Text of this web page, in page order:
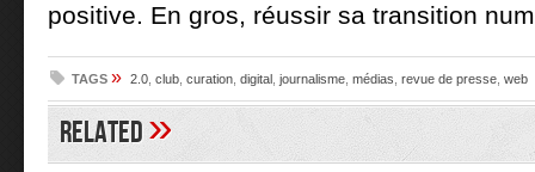
positive. En gros, réussir sa transition
TAGS » 2.0 club curation digital journalisme médias revue de presse web
Related»